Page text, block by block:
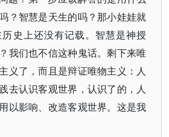
？智慧是天生的吗？那小娃娃就
史上还没有记载。智慧是神授
我们也不信这种鬼话。剩下来唯
义了，而且是辩证唯物主义：人
去认识客观世界，认识了的，人
以影响、改造客观世界。这是我